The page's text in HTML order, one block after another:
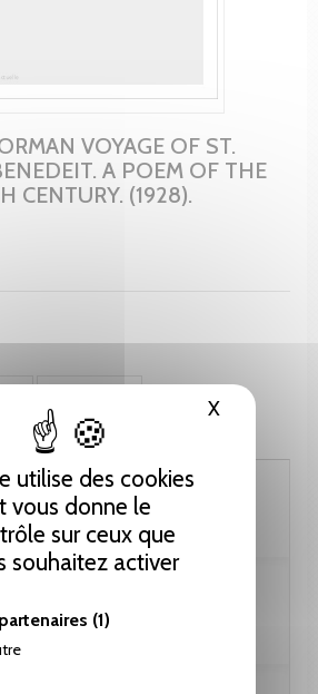
utilise des cookies
vous donne le
sur ceux que
souhaitez activer
(1)
XMasquer
VOYAGE OF ST.
A POEM OF THE
CENTURY. (1928).
82.10 CHF